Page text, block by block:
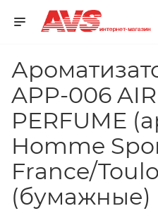
APP-006 AIR
PERFUME
Homme
France/
(бумажные)